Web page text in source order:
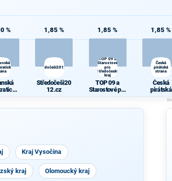
% 1,85 %
Středočeši2012.cz
Středočeši20
12.cz
1,85 %
TOP 09 a
Starostové
pro
Středočeský
kraj
TOP 09 a
Starostové pro
Středočeský
1,85 %
Česká
pirátská
strana
Česká
pirátská
strana
Kraj Vysočina
kraj Olomoucký kraj